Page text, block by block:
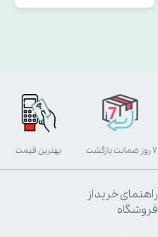
بهترین قیمت ۷ روز ضمانت بازگشت
راهنمای خرید از
فروشگاه